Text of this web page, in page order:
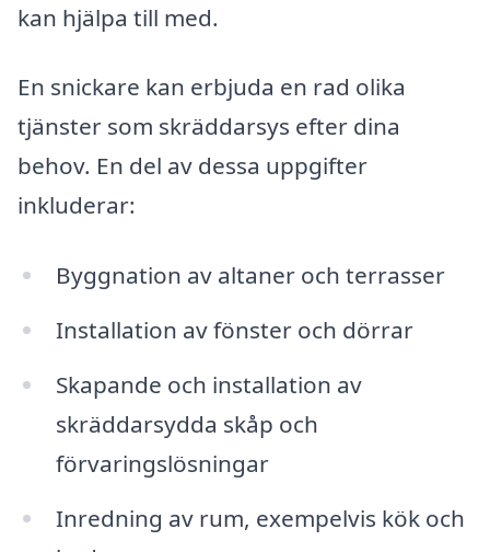
kan hjälpa till med.
En snickare kan erbjuda en rad olika
tjänster som skräddarsys efter dina
behov. En del av dessa uppgifter
inkluderar:
Byggnation av altaner och terrasser
Installation av fönster och dörrar
Skapande och installation av
skräddarsydda skåp och
förvaringslösningar
Inredning av rum, exempelvis kök och